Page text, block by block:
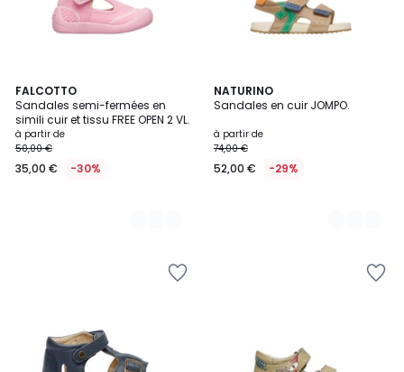
FALCOTTO
Sandales semi-fermées en
simili cuir et tissu FREE OPEN 2 VL.
à partir de
50,00 €
35,00 € -30%
5
Couleurs
NATURINO
Sandales en cuir JOMPO.
à partir de
74,00 €
52,00 € -29%
2
Couleurs